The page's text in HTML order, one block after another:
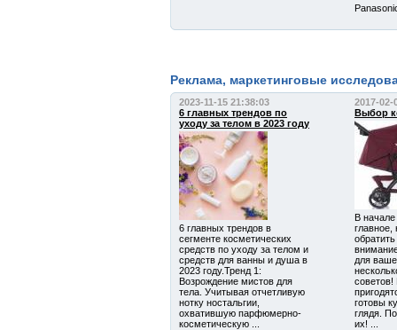
Реклама, маркетинговые
2023-11-15 21:38:03
6 главных трендов по
уходу за телом в 2023 году
6 главных трендов в
сегменте косметических
средств по уходу за телом и
средств для ванны и душа в
2023 году.Тренд 1:
Возрождение мистов для
тела. Учитывая отчетливую
нотку ностальгии,
охватившую парфюмерно-
косметическую ...
2017-02-
Выбор
В
главное,
для
готовы
глядя.
их! ...